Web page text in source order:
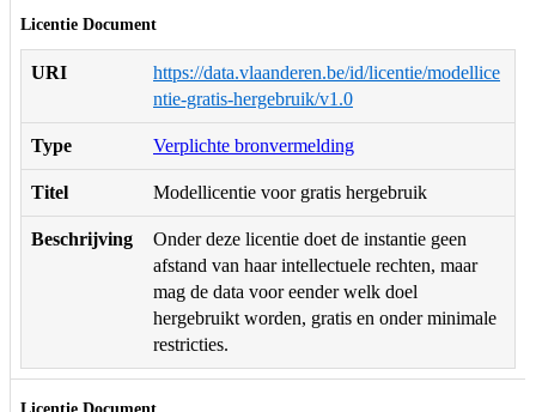
Licentie Document
URI
https://data.vlaanderen.be/id/licentie/modellice
ntie-gratis-hergebruik/v1.0
Type Verplichte bronvermelding
Titel Modellicentie voor gratis hergebruik
Beschrijving
Onder deze licentie doet de instantie geen
afstand van haar intellectuele rechten, maar
mag de data voor eender welk doel
hergebruikt worden, gratis en onder minimale
restricties.